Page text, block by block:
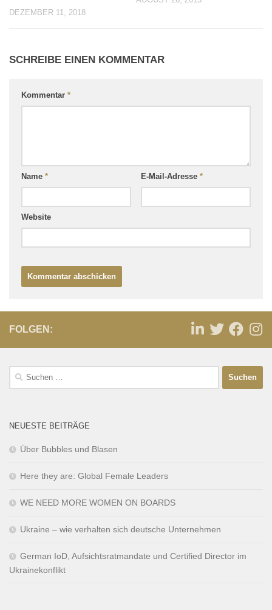
DEZEMBER 11, 2018
SCHREIBE EINEN KOMMENTAR
Kommentar *
Name * E-Mail-Adresse *
Website
FOLGEN:
NEUESTE BEITRÄGE
Über Bubbles und Blasen
Here they are: Global Female Leaders
WE NEED MORE WOMEN ON BOARDS
Ukraine – wie verhalten sich deutsche Unternehmen
German IoD, Aufsichtsratmandate und Certified Director im
Ukrainekonflikt